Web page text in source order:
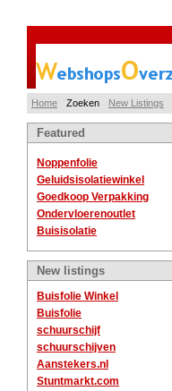
Home Zoeken New Listings
Featured
Noppenfolie
Geluidsisolatiewinkel
Goedkoop Verpakking
Ondervloerenoutlet
Buisisolatie
New listings
Buisfolie Winkel
Buisfolie
schuurschijf
schuurschijven
Aanstekers.nl
Stuntmarkt.com